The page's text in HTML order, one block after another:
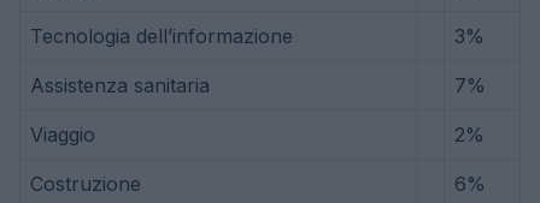
Tecnologia dell’informazione 3%
Assistenza sanitaria 7%
Viaggio 2%
Costruzione 6%